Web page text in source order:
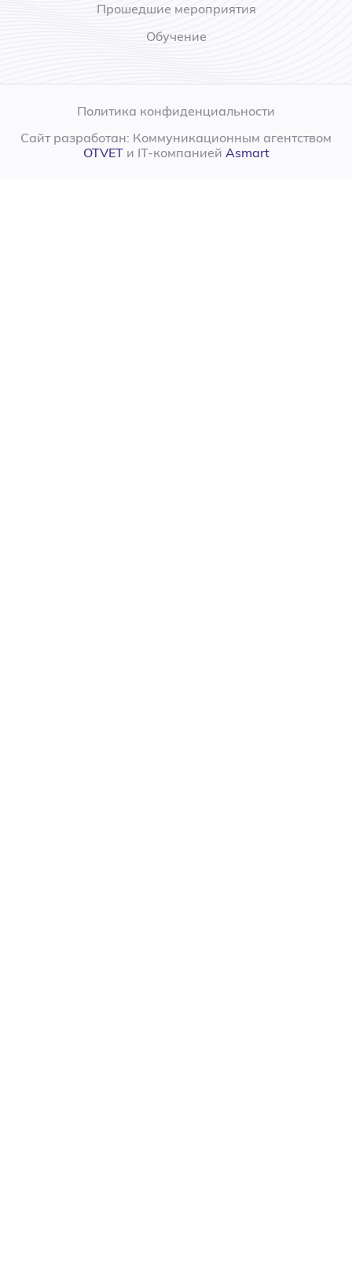
Прошедшие мероприятия
Обучение
Политика конфиденциальности
Сайт разработан: Коммуникационным агентством
OTVETи IT-компанией Asmart